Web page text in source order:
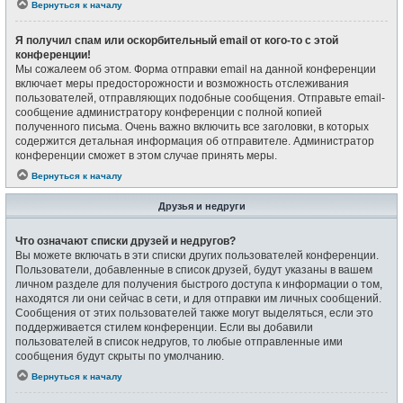
Вернуться к началу
Я получил спам или оскорбительный email от кого-то с этой
конференции!
Мы сожалеем об этом. Форма отправки email на данной конференции
включает меры предосторожности и возможность отслеживания
пользователей, отправляющих подобные сообщения. Отправьте email-
сообщение администратору конференции с полной копией
полученного письма. Очень важно включить все заголовки, в которых
содержится детальная информация об отправителе. Администратор
конференции сможет в этом случае принять меры.
Вернуться к началу
Друзья и недруги
Что означают списки друзей и недругов?
Вы можете включать в эти списки других пользователей конференции.
Пользователи, добавленные в список друзей, будут указаны в вашем
личном разделе для получения быстрого доступа к информации о том,
находятся ли они сейчас в сети, и для отправки им личных сообщений.
Сообщения от этих пользователей также могут выделяться, если это
поддерживается стилем конференции. Если вы добавили
пользователей в список недругов, то любые отправленные ими
сообщения будут скрыты по умолчанию.
Вернуться к началу